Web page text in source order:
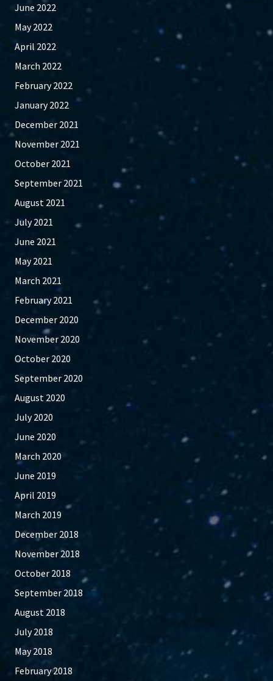
June 2022
May 2022
April 2022
March 2022
February 2022
January 2022
December 2021
November 2021
October 2021
September 2021
August 2021
July 2021
June 2021
May 2021
March 2021
February 2021
December 2020
November 2020
October 2020
September 2020
August 2020
July 2020
June 2020
March 2020
June 2019
April 2019
March 2019
December 2018
November 2018
October 2018
September 2018
August 2018
July 2018
May 2018
February 2018